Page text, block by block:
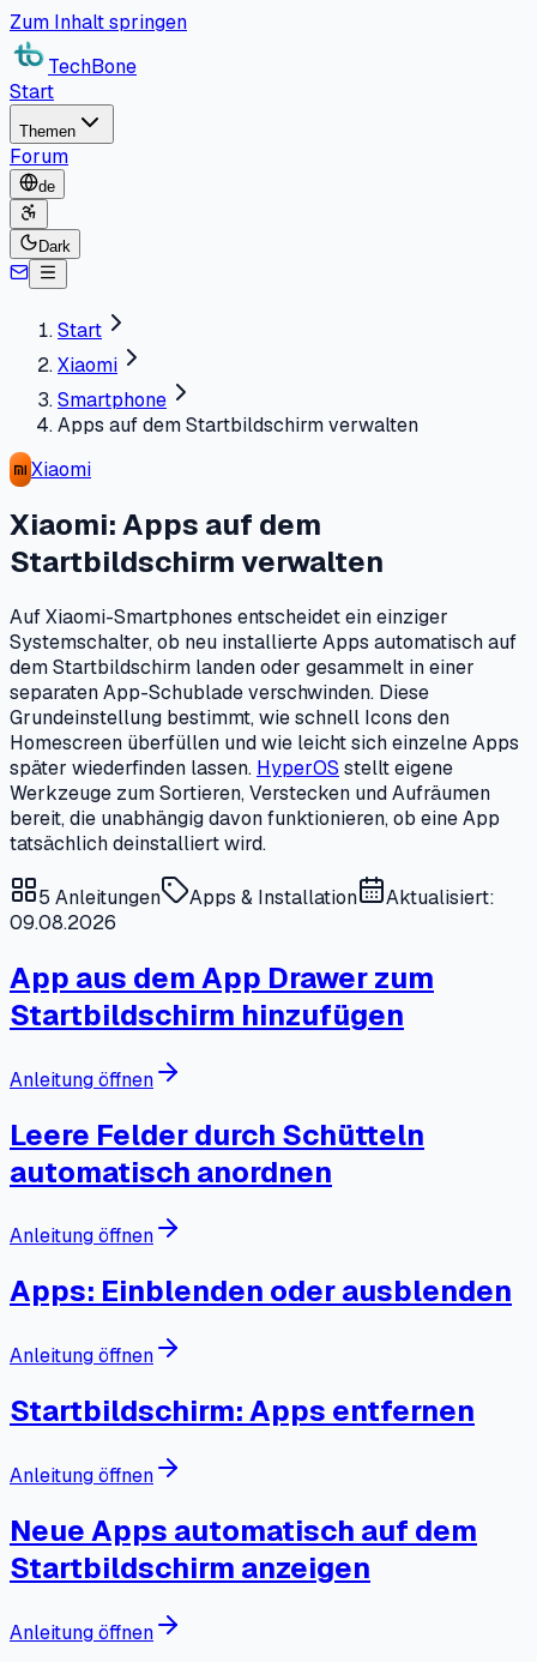
Zum Inhalt springen
TechBone
Start
Themen
Forum
de
Dark
Start
Xiaomi
Smartphone
Apps auf dem Startbildschirm verwalten
Xiaomi
Xiaomi: Apps auf dem
Startbildschirm verwalten
Auf Xiaomi-Smartphones entscheidet ein einziger
Systemschalter, ob neu installierte Apps automatisch auf
dem Startbildschirm landen oder gesammelt in einer
separaten App-Schublade verschwinden. Diese
Grundeinstellung bestimmt, wie schnell Icons den
Homescreen überfüllen und wie leicht sich einzelne Apps
später wiederfinden lassen. HyperOS stellt eigene
Werkzeuge zum Sortieren, Verstecken und Aufräumen
bereit, die unabhängig davon funktionieren, ob eine App
tatsächlich deinstalliert wird.
5 Anleitungen Apps & Installation
Aktualisiert:
09.08.2026
App aus dem App Drawer zum
Startbildschirm hinzufügen
Anleitung öffnen
Leere Felder durch Schütteln
automatisch anordnen
Anleitung öffnen
Apps: Einblenden oder ausblenden
Anleitung öffnen
Startbildschirm: Apps entfernen
Anleitung öffnen
Neue Apps automatisch auf dem
Startbildschirm anzeigen
Anleitung öffnen